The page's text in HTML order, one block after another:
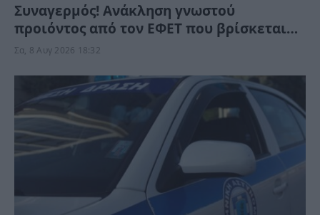
Συναγερμός! Ανάκληση γνωστού
προιόντος από τον ΕΦΕΤ που βρίσκεται
στα ράφια των σούπερ μάρκετ – Μην το
Σα, 8 Αυγ 2026 18:32